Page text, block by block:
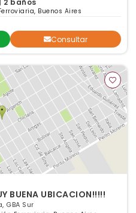
2 baños
Buenos Aires
Consultar
UBICACION!!!!!
GBA Sur